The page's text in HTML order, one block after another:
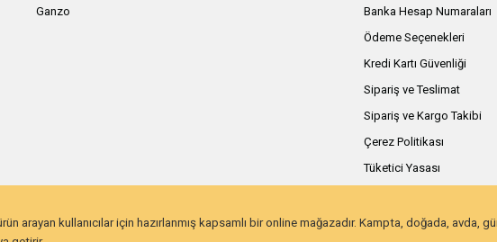
Ganzo
Banka Hesap Numaraları
Ödeme Seçenekleri
Kredi Kartı Güvenliği
Sipariş ve Teslimat
Sipariş ve Kargo Takibi
Çerez Politikası
Tüketici Yasası
arayan kullanıcılar için hazırlanmış kapsamlı bir online mağazadır. Kampta, doğada, avda,